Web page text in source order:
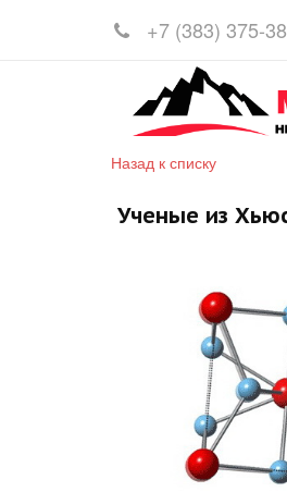
+7 (383) 375-
Назад к списку
Ученые из